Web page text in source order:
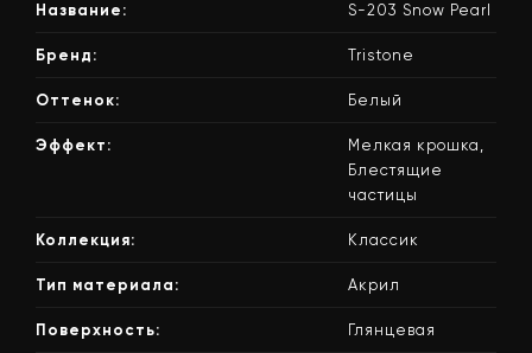
Название: S-203 Snow Pearl
Бренд: Tristone
Оттенок: Белый
Эффект:
Мелкая крошка,
Блестящие
частицы
Коллекция: Классик
Тип материала: Акрил
Поверхность: Глянцевая